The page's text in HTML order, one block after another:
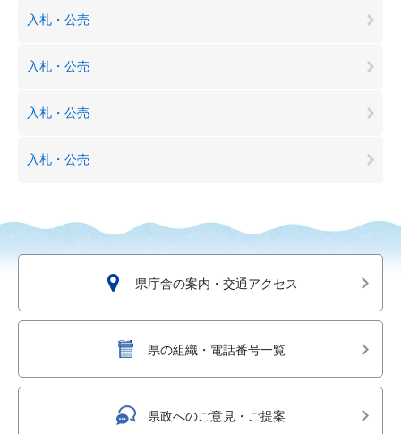
入札・公売
入札・公売
入札・公売
入札・公売
県庁舎の案内・交通アクセス
県の組織・電話番号一覧
県政へのご意見・ご提案